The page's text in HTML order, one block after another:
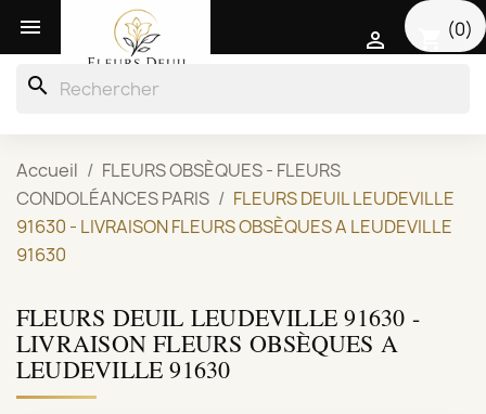
 (0)

search
Accueil
FLEURS OBSÈQUES - FLEURS
CONDOLÉANCES PARIS
FLEURS DEUIL LEUDEVILLE
91630 - LIVRAISON FLEURS OBSÈQUES A LEUDEVILLE
91630
FLEURS DEUIL LEUDEVILLE 91630 -
LIVRAISON FLEURS OBSÈQUES A
LEUDEVILLE 91630